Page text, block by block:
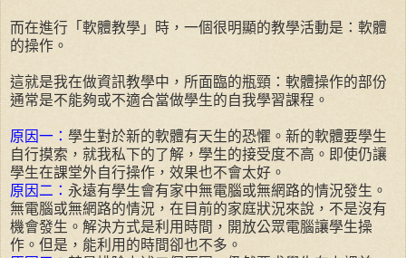
而在進行「軟體教學」時，一個很明顯的教學活動是：軟體
的操作。
這就是我在做資訊教學中，所面臨的瓶頸：軟體操作的部份
通常是不能夠或不適合當做學生的自我學習課程。
原因一： 學生對於新的軟體有天生的恐懼。新的軟體要學生
自行摸索，就我私下的了解，學生的接受度不高。即使仍讓
學生在課堂外自行操作，效果也不會太好。
原因二： 永遠有學生會有家中無電腦或無網路的情況發生。
無電腦或無網路的情況，在目前的家庭狀況來說，不是沒有
機會發生。解決方式是利用時間，開放公眾電腦讓學生操
作。但是，能利用的時間卻也不多。